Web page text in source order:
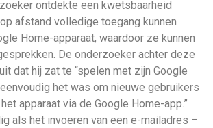
ontdekte een kwetsbaarheid
afstand volledige toegang kunnen
Home-apparaat, waardoor ze kunnen
De onderzoeker achter deze
dat hij zat te “spelen met zijn Google
het was om nieuwe gebruikers
apparaat via de Google Home-app.”
als het invoeren van een e-mailadres –